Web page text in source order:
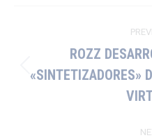
navigation
ROZZ
«SINTETIZADORES»